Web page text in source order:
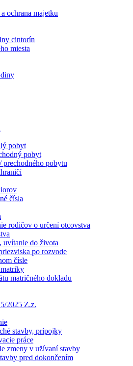
ochrana majetku
cintorín
miesta
pobyt
pobyt
prechodného pobytu
čísla
rodičov o určení otcovstva
uvítanie do života
po rozvode
čísle
matričného dokladu
2025 Z.z.
stavby, prípojky
práce
zmeny v užívaní stavby
pred dokončením